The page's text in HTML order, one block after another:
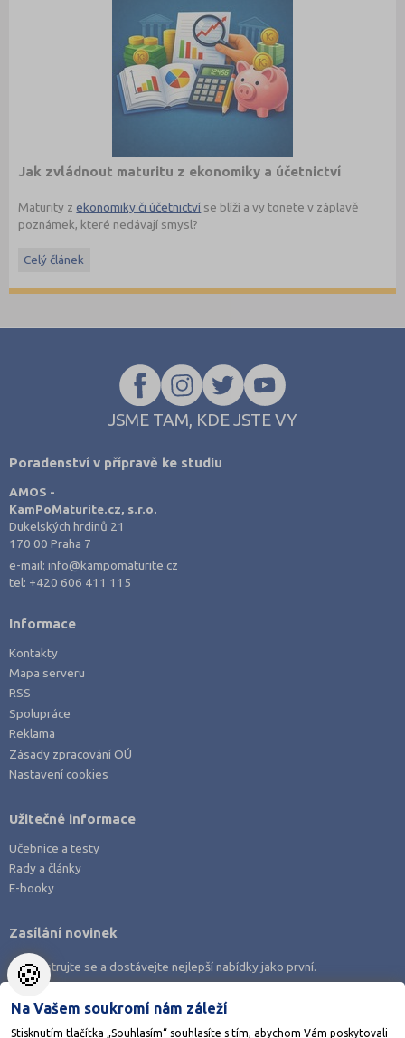
Jak zvládnout maturitu z ekonomiky a účetnictví
Maturity zekonomiky či účetnictví se blíží a vy tonete v záplavě
poznámek, které nedávají smysl?
pojmům a umí je vysvětlit v souvislostech. Nejde jen o naučení
trh, podnik, bankovnictví nebo daňová soustava.
Celý článek
JSME TAM, KDE JSTE VY
Poradenství v přípravě ke studiu
AMOS -
KamPoMaturite.cz, s.r.o.
Dukelských hrdinů 21
170 00 Praha 7
e-mail:info@kampomaturite.cz
tel: +420 606 411 115
Informace
Kontakty
Mapa serveru
RSS
Spolupráce
Reklama
Zásady zpracování OÚ
Nastavení cookies
Užitečné informace
Učebnice a testy
Rady a články
E-booky
Zasílání novinek
Zaregistrujte se a dostávejte nejlepší nabídky jako první.
🍪
Na Vašem soukromí nám záleží
Stisknutím tlačítka „Souhlasím“ souhlasíte s tím, abychom Vám poskytovali